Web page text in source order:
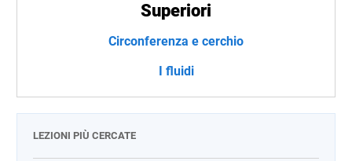
Superiori
Circonferenza e cerchio
I fluidi
LEZIONI PIÙ CERCATE